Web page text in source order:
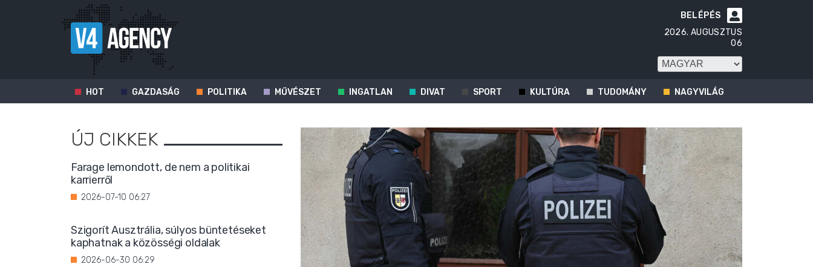

BELÉPÉS
2026. AUGUSZTUS
06
HOT GAZDASÁG POLITIKA MŰVÉSZET INGATLAN DIVAT SPORT KULTÚRA TUDOMÁNY NAGYVILÁG
ÚJ CIKKEK
Farage lemondott, de nem a politikai
karrierről
2026-07-10 06:27
Szigorít Ausztrália, súlyos büntetéseket
kaphatnak a közösségi oldalak
2026-06-30 06:29